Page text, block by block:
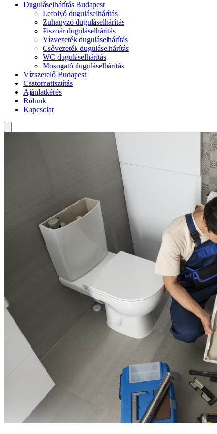
Duguláselhárítás Budapest
Lefolyó duguláselhárítás
Zuhanyzó duguláselhárítás
Piszoár duguláselhárítás
Vízvezeték duguláselhárítás
Csővezeték duguláselhárítás
WC duguláselhárítás
Mosogató duguláselhárítás
Vízszerelő Budapest
Csatornatisztítás
Ajánlatkérés
Rólunk
Kapcsolat